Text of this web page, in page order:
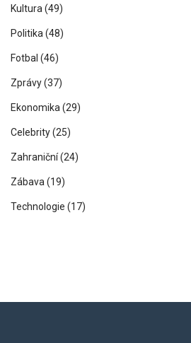
Kultura(49)
Politika(48)
Fotbal (46)
Zprávy(37)
Ekonomika(29)
Celebrity(25)
Zahraniční(24)
Zábava(19)
Technologie (17)